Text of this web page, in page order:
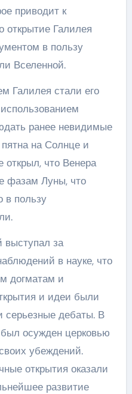
приводит к
открытие Галилея
в пользу
Вселенной.
Галилея стали его
ранее невидимые
пятна на Солнце и
открыл, что Венера
фазам Луны, что
в пользу
выступал за
в науке, что
догматам и
и идеи были
серьезные дебаты. В
осужден церковью
убеждений.
открытия оказали
развитие